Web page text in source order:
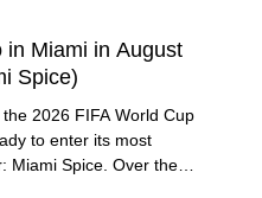
in Miami in August
Spice)
2026 FIFA World Cup
to enter its most
Miami Spice. Over the